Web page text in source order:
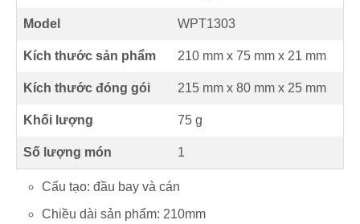
Model WPT1303
Kích thước sản phẩm 210 mm x 75 mm x 21 mm
Kích thước đóng gói 215 mm x 80 mm x 25 mm
Khối lượng 75 g
Số lượng món 1
Cấu tạo: đầu bay và cán
Chiều dài sản phẩm: 210mm